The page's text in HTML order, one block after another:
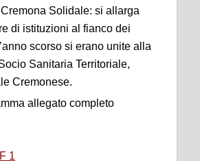
Solidale: si allarga
di istituzioni al fianco dei
scorso si erano unite alla
Sanitaria Territoriale,
Cremonese.
allegato completo
1